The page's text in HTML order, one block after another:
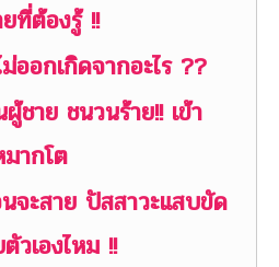
ที่ต้องรู้ !!
ออกเกิดจากอะไร ??
ชาย ชนวนร้าย!! เข้า
ากโต
จะสาย ปัสสาวะแสบขัด
วเองไหม !!